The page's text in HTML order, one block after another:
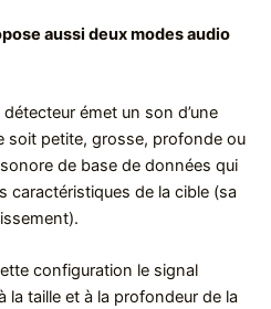
aussi deux modes audio
détecteur émet un son d’une
soit petite, grosse, profonde ou
de base de données qui
caractéristiques de la cible (sa
configuration le signal
taille et à la profondeur de la